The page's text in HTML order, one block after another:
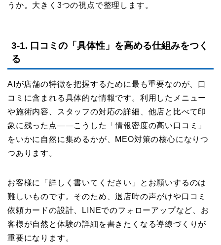
うか。大きく3つの視点で整理します。
3-1. 口コミの「具体性」を高める仕組みをつく
る
AIが店舗の特徴を把握するために最も重要なのが、口
コミに含まれる具体的な情報です。利用したメニュー
や施術内容、スタッフの対応の詳細、他店と比べて印
象に残った点——こうした「情報密度の高い口コミ」
をいかに自然に集めるかが、MEO対策の核心になりつ
つあります。
お客様に「詳しく書いてください」とお願いするのは
難しいものです。そのため、退店時の声がけや口コミ
依頼カードの設計、LINEでのフォローアップなど、お
客様が自然と体験の詳細を書きたくなる導線づくりが
重要になります。